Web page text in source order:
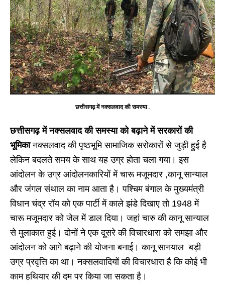
छत्तीसगढ़ में नक्सलवाद की समस्या..
छत्तीसगढ़ में नक्सलवाद की समस्या को बढ़ाने में सरकारों की
भूमिकानक्सलवाद की पृष्ठभूमि सामाजिक सरोकारों से जुड़ी हुई है
लेकिन बदलते समय के साथ यह उग्र होता चला गया। इस
आंदोलन के उग्र आंदोलनकारियों में चारू मजूमदार ,कानू सान्याल
और जंगल संथाल का नाम आता है। पश्चिम बंगाल के मुख्यमंत्री
विधान चंद्र रॉय को एक पार्टी में काले झंडे दिखाए तो 1948 में
चारू मजूमदार को जेल में डाल दिया। जहां चारु की कानू सान्याल
से मुलाकात हुई। दोनों ने एक दूसरे की विचारधारा को समझा और
आंदोलन को आगे बढ़ाने की योजना बनाई। कानू सानयाल बड़ी
उग्र प्रवृत्ति का था। नक्सलवादियों की विचारधारा है कि कोई भी
काम हथियार की दम पर किया जा सकता है।